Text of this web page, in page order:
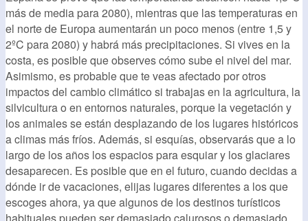
más de media para 2080), mientras que las temperaturas en
el norte de Europa aumentarán un poco menos (entre 1,5 y
2ºC para 2080) y habrá más precipitaciones. Si vives en la
costa, es posible que observes cómo sube el nivel del mar.
Asimismo, es probable que te veas afectado por otros
impactos del cambio climático si trabajas en la agricultura, la
silvicultura o en entornos naturales, porque la vegetación y
los animales se están desplazando de los lugares históricos
a climas más fríos. Además, si esquías, observarás que a lo
largo de los años los espacios para esquiar y los glaciares
desaparecen. Es posible que en el futuro, cuando decidas a
dónde ir de vacaciones, elijas lugares diferentes a los que
escoges ahora, ya que algunos de los destinos turísticos
habituales pueden ser demasiado calurosos o demasiado